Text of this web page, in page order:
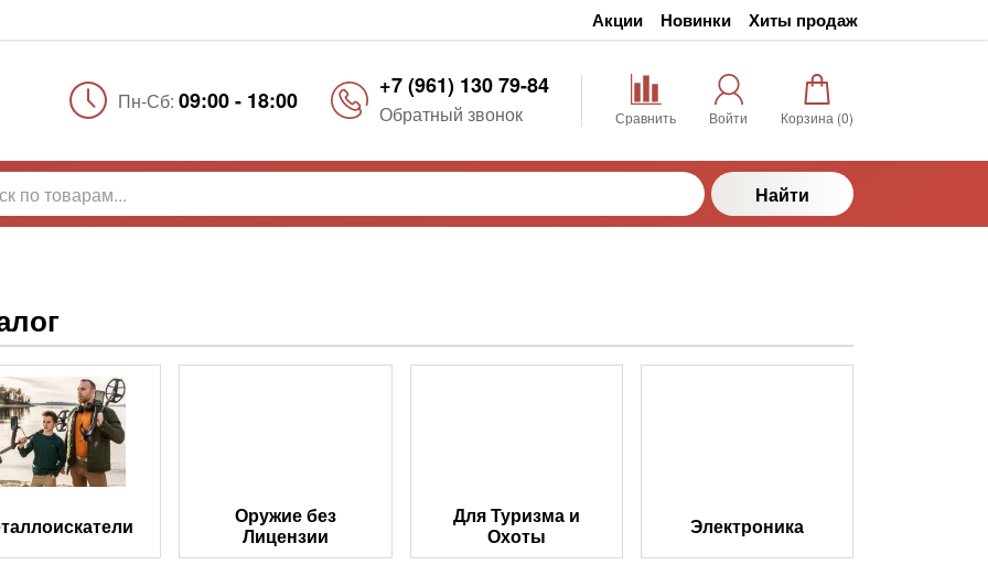
Акции Новинки Хиты продаж
Пн-Сб: 09:00 - 18:00
+7 (961) 130 79-84
Обратный звонок Сравнить Войти Корзина (0)
Найти
Оружие без
Лицензии
Для Туризма и
Охоты
Электроника